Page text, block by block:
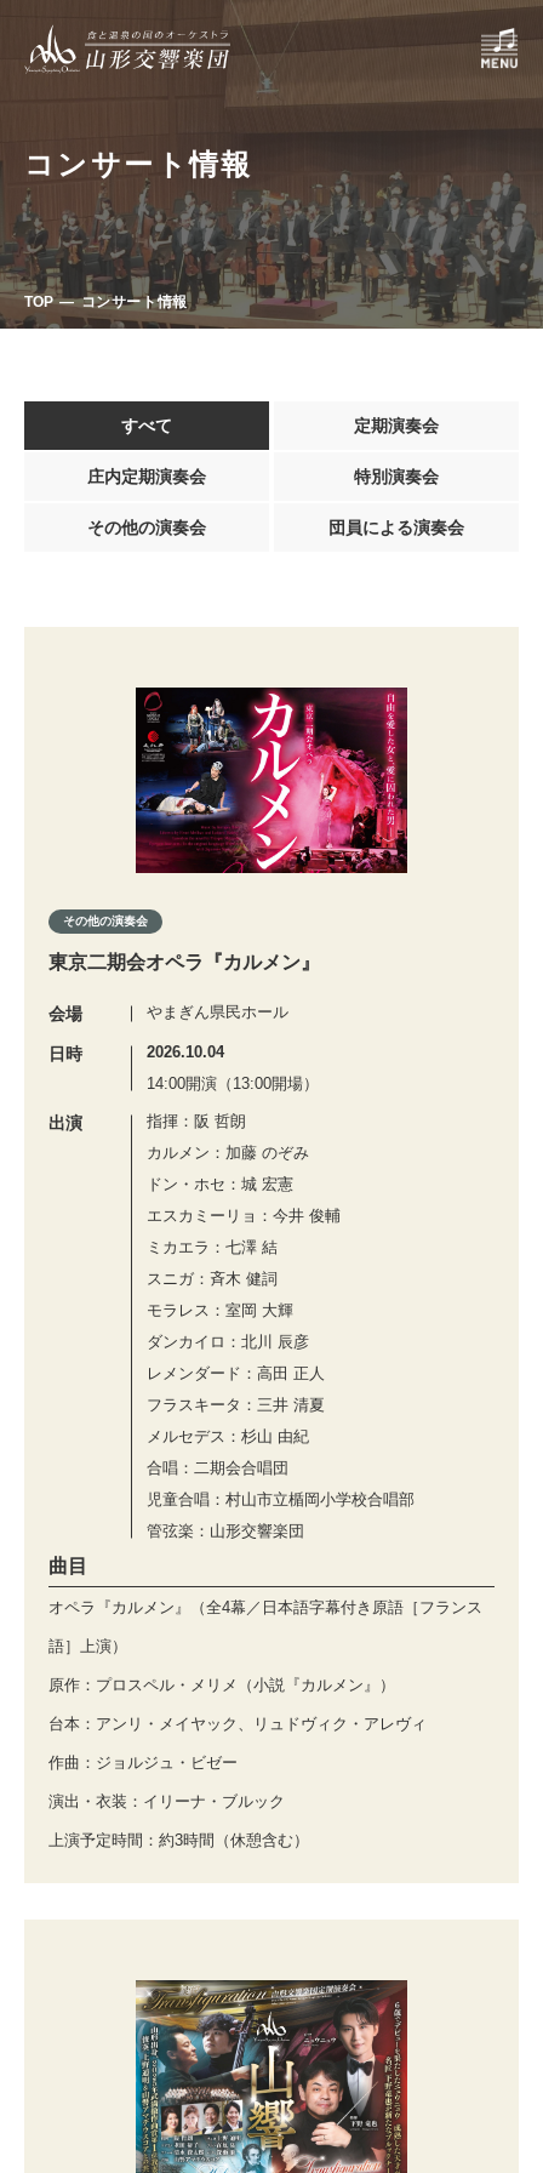
コンサート情報
TOP コンサート情報
すべて 定期演奏会
庄内定期演奏会 特別演奏会
その他の演奏会 団員による演奏会
その他の演奏会
東京二期会オペラ『カルメン』
会場 やまぎん県民ホール
日時
2026.10.04
14:00開演（13:00開場）
出演
指揮：阪 哲朗
カルメン：加藤 のぞみ
ドン・ホセ：城 宏憲
エスカミーリョ：今井 俊輔
ミカエラ：七澤 結
スニガ：⻫⽊ 健詞
モラレス：室岡 ⼤輝
ダンカイロ：北川 ⾠彦
レメンダード：⾼⽥ 正⼈
フラスキータ：三井 清夏
メルセデス：杉⼭ 由紀
合唱：二期会合唱団
児童合唱：村⼭市⽴楯岡⼩学校合唱部
管弦楽：山形交響楽団
曲目
オペラ『カルメン』（全4幕／日本語字幕付き原語［フランス
語］上演）
原作：プロスペル・メリメ（小説『カルメン』）
台本：アンリ・メイヤック、リュドヴィク・アレヴィ
作曲：ジョルジュ・ビゼー
演出・衣装：イリーナ・ブルック
上演予定時間：約3時間（休憩含む）